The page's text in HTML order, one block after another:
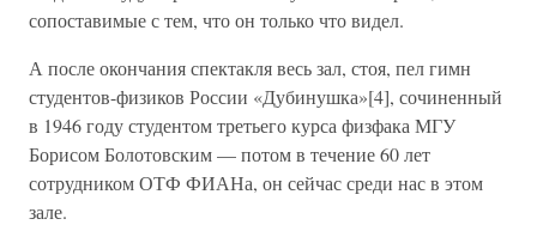
сопоставимые с тем, что он только что видел.
А после окончания спектакля весь зал, стоя, пел гимн
студентов-физиков России «Дубинушка»[4], сочиненный
в 1946 году студентом третьего курса физфака МГУ
Борисом Болотовским — потом в течение 60 лет
сотрудником ОТФ ФИАНа, он сейчас среди нас в этом
зале.